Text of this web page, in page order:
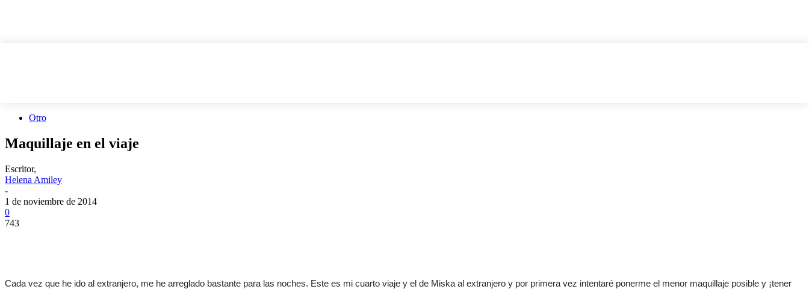
Otro
Maquillaje en el viaje
Escritor,
Helena Amiley
-
1 de noviembre de 2014
0
743
Cada vez que he ido al extranjero, me he arreglado bastante para las noches. Este es mi cuarto viaje y el de Miska al extranjero y por primera vez intentaré ponerme el menor maquillaje posible y ¡tener